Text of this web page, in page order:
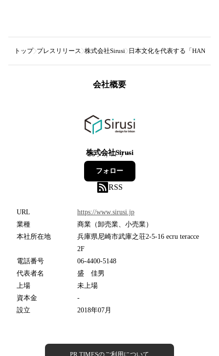
トップ プレスリリース 株式会社Sirusi 日本文化を代表する「HANKO
会社概要
株式会社Sirusi
16フォロワー
フォロー
RSS
URL
https://www.sirusi.jp
業種
商業（卸売業、小売業）
本社所在地
兵庫県尼崎市武庫之荘2-5-16 ecru teracce
2F
電話番号
06-4400-5148
代表者名
盛 佳男
上場
未上場
資本金
-
設立
2018年07月
PR TIMESのご利用について